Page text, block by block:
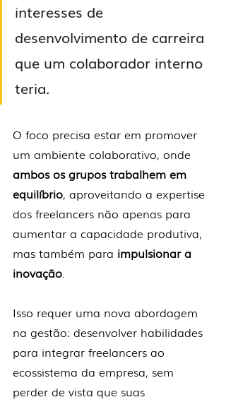
interesses de
desenvolvimento de carreira
que um colaborador interno
teria.
O foco precisa estar em promover
um ambiente colaborativo, onde
ambos os grupos trabalhem em
equilíbrio, aproveitando a expertise
dos freelancers não apenas para
aumentar a capacidade produtiva,
mas também para impulsionar a
inovação.
Isso requer uma nova abordagem
na gestão: desenvolver habilidades
para integrar freelancers ao
ecossistema da empresa, sem
perder de vista que suas